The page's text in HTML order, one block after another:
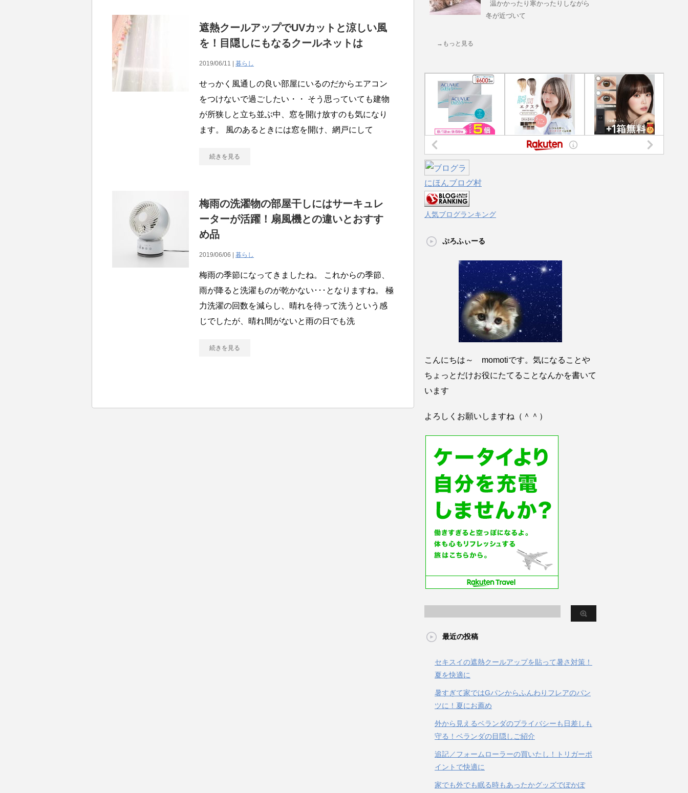
遮熱クールアップでUVカットと涼しい風
を！目隠しにもなるクールネットは
2019/06/11 | 暮らし
せっかく風通しの良い部屋にいるのだからエアコン
をつけないで過ごしたい・・ そう思っていても建物
が所狭しと立ち並ぶ中、窓を開け放すのも気になり
ます。 風のあるときには窓を開け、網戸にして
続きを見る
梅雨の洗濯物の部屋干しにはサーキュレ
ーターが活躍！扇風機との違いとおすす
め品
2019/06/06 | 暮らし
梅雨の季節になってきましたね。 これからの季節、
雨が降ると洗濯ものが乾かない･･･となりますね。 極
力洗濯の回数を減らし、晴れを待って洗うという感
じでしたが、晴れ間がないと雨の日でも洗
続きを見る
温かかったり寒かったりしながら
冬が近づいて
→もっと見る
にほんブログ村
人気ブログランキング
ぷろふぃーる
こんにちは～ momotiです。気になることや
ちょっとだけお役にたてることなんかを書いて
います
よろしくお願いしますね（＾＾）
最近の投稿
セキスイの遮熱クールアップを貼って暑さ対策！
夏を快適に
暑すぎて家ではGパンからふんわりフレアのパン
ツに！夏にお薦め
外から見えるベランダのプライバシーも日差しも
守る！ベランダの目隠しご紹介
追記／フォームローラーの買いたし！トリガーポ
イントで快適に
家でも外でも眠る時もあったかグッズでぽかぽ